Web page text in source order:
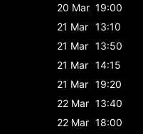
20 Mar 19:00
21 Mar 13:10
21 Mar 13:50
21 Mar 14:15
21 Mar 19:20
22 Mar 13:40
22 Mar 18:00